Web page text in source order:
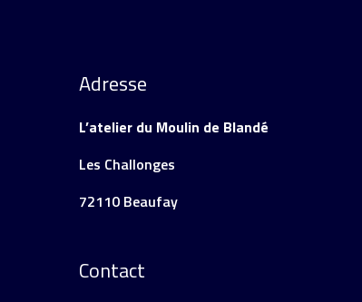
Adresse
L’atelier du Moulin de Blandé
Les Challonges
72110 Beaufay
Contact